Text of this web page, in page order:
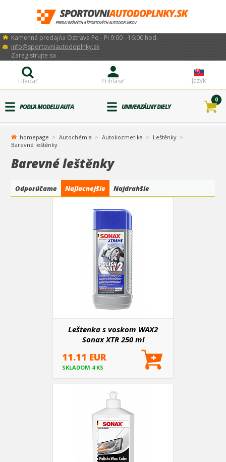
Kamenná predajňa Ostrava Po - Pi 9:00 - 16:00 hod.
info@sportovniautodoplnky.sk
Jazyk
Prihlásiť
Zaregistrujte sa
Hľadať
PODĽA MODELU AUTA UNIVERZÁLNY DIELY
0
homepage Autochémia Autokozmetika
Leštěnky
Barevné leštěnky
Barevné leštěnky
Odporúčame Najlacnejšie Najdrahšie
Leštenka s voskom WAX2
Sonax XTR 250 ml
11.11 EUR
SKLADOM 4 KS